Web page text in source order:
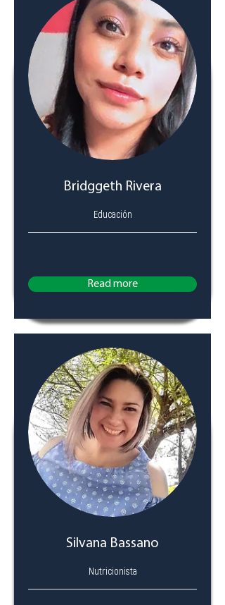
Bridggeth Rivera
Educación
Read more
Silvana Bassano
Nutricionista